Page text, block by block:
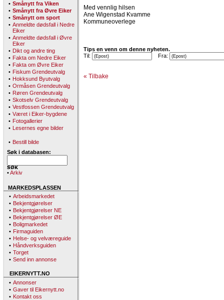
• Smånytt fra Viken
• Smånytt fra Øvre Eiker
• Smånytt om sport
• Anmeldte dødsfall i Nedre
Eiker
• Anmeldte dødsfall i Øvre
Eiker
• Dikt og andre ting
• Fakta om Nedre Eiker
• Fakta om Øvre Eiker
• Fiskum Grendeutvalg
• Hokksund Byutvalg
• Ormåsen Grendeutvalg
• Røren Grendeutvalg
• Skotselv Grendeutvalg
• Vestfossen Grendeutvalg
• Været i Eiker-bygdene
• Fotogallerier
• Lesernes egne bilder
• Bestill bilde
Søk i databasen:
•Arkiv
MARKEDSPLASSEN
• Arbeidsmarkedet
• Bekjentgjørelser
• Bekjentgjørelser NE
• Bekjentgjørelser ØE
• Boligmarkedet
• Firmaguiden
• Helse- og velværeguide
• Håndverksguiden
• Torget
• Send inn annonse
EIKERNYTT.NO
• Annonser
• Gaver til Eikernytt.no
• Kontakt oss
Med vennlig hilsen
Ane Wigenstad Kvamme
Kommuneoverlege
Tips en venn om denne nyheten.
Til:
Fra:
« Tilbake